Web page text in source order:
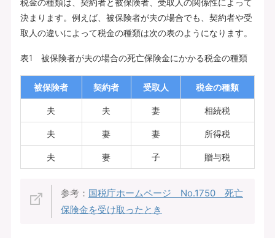
税金の種類は、契約者と被保険者、受取人の関係性によって
決まります。例えば、被保険者が夫の場合でも、契約者や受
取人の違いによって税金の種類は次の表のようになります。
表1 被保険者が夫の場合の死亡保険金にかかる税金の種類
被保険者 契約者 受取人 税金の種類
夫 夫 妻 相続税
夫 妻 妻 所得税
夫 妻 子 贈与税
参考： 国税庁ホームページ No.1750 死亡
保険金を受け取ったとき